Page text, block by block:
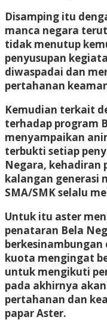
Disamping itu
manca negara
tidak menutup
penyusupan
diwaspadai dan
pertahanan
Kemudian terkait
terhadap program
menyampaikan
terbukti setiap
Negara, kehadiran
kalangan generasi
SMA/SMK selalu
Untuk itu aster
penataran Bela
kuota mengingat
untuk mengikuti
pada akhirnya
pertahanan dan
papar Aster.